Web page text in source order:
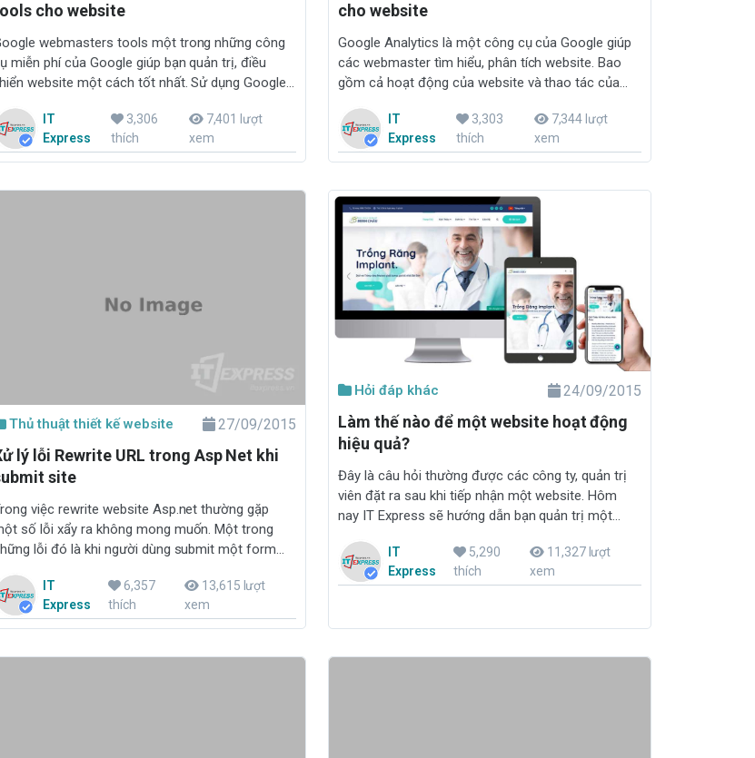
cho website
webmasters tools một trong những công
miễn phí của Google giúp bạn quản trị, điều
website một cách tốt nhất. Sử dụng Google
tốt hơn
IT
Express
3,306
thích
7,401 lượt
xem
cho website
Google Analytics là một công cụ của Google giúp
các webmaster tìm hiểu, phân tích website. Bao
gồm cả hoạt động của website và thao tác của
IT
Express
3,303
thích
7,344 lượt
xem
Thủ thuật thiết kế website 27/09/2015
lý lỗi Rewrite URL trong Asp Net khi
site
việc rewrite website Asp.net thường gặp
số lỗi xẩy ra không mong muốn. Một trong
lỗi đó là khi người dùng submit một form
rewrite
IT
Express
6,357
thích
13,615 lượt
xem
Hỏi đáp khác 24/09/2015
Làm thế nào để một website hoạt động
hiệu quả?
Đây là câu hỏi thường được các công ty, quản trị
viên đặt ra sau khi tiếp nhận một website. Hôm
nay IT Express sẽ hướng dẫn bạn quản trị một
IT
Express
5,290
thích
11,327 lượt
xem